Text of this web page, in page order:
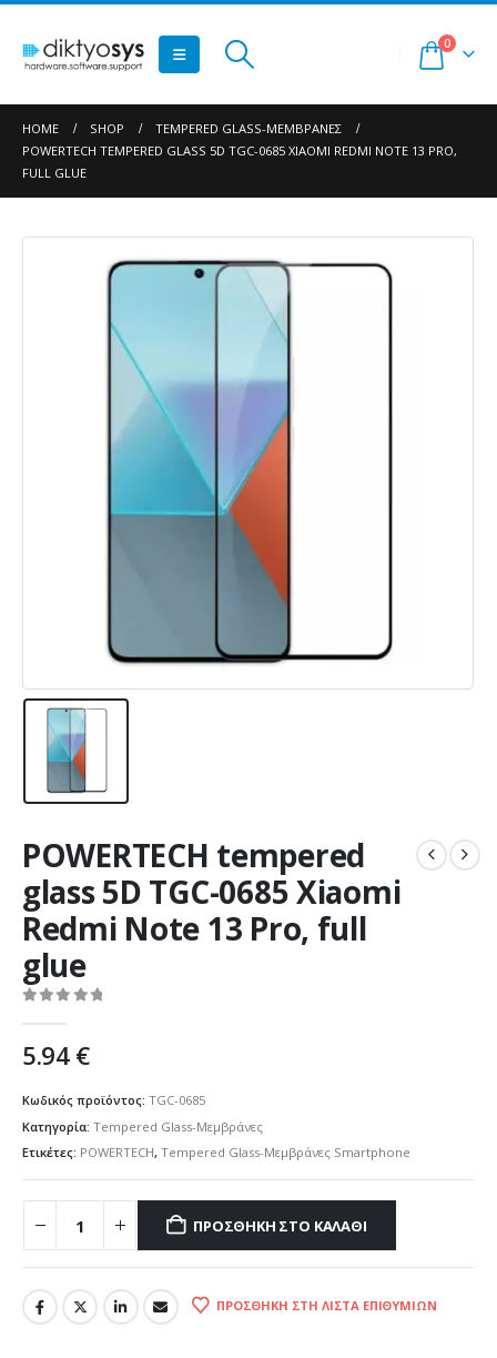
0
HOME SHOP
TEMPERED GLASS-ΜΕΜΒΡΆΝΕΣ
POWERTECH TEMPERED GLASS 5D TGC-0685 XIAOMI REDMI NOTE 13 PRO,
FULL GLUE
POWERTECH tempered
glass 5D TGC-0685 Xiaomi
Redmi Note 13 Pro, full
glue
5.94€
Κωδικός προϊόντος: TGC-0685
Κατηγορία: Tempered Glass-Μεμβράνες
Ετικέτες: POWERTECH, Tempered Glass-Μεμβράνες Smartphone
ΠΡΟΣΘΉΚΗ ΣΤΟ ΚΑΛΆΘΙ
ΠΡΟΣΘΉΚΗ ΣΤΗ ΛΊΣΤΑ ΕΠΙΘΥΜΙΏΝ